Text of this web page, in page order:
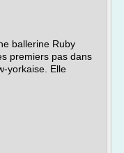
ballerine Ruby
premiers pas dans
yorkaise. Elle